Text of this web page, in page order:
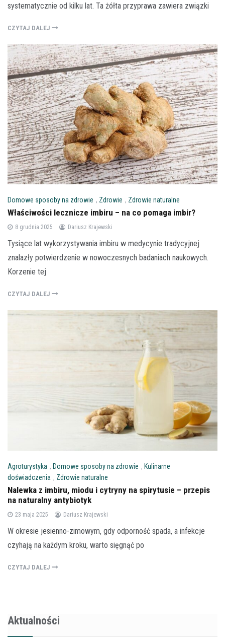
systematycznie od kilku lat. Ta żółta przyprawa zawiera związki
CZYTAJ DALEJ
Domowe sposoby na zdrowie , Zdrowie , Zdrowie naturalne
Właściwości lecznicze imbiru – na co pomaga imbir?
8 grudnia 2025 Dariusz Krajewski
Tysiące lat wykorzystywania imbiru w medycynie tradycyjnej
znalazły potwierdzenie w nowoczesnych badaniach naukowych.
Korzenie tej
CZYTAJ DALEJ
Agroturystyka , Domowe sposoby na zdrowie , Kulinarne
doświadczenia , Zdrowie naturalne
Nalewka z imbiru, miodu i cytryny na spirytusie – przepis
na naturalny antybiotyk
23 maja 2025 Dariusz Krajewski
W okresie jesienno-zimowym, gdy odporność spada, a infekcje
czyhają na każdym kroku, warto sięgnąć po
CZYTAJ DALEJ
Aktualności